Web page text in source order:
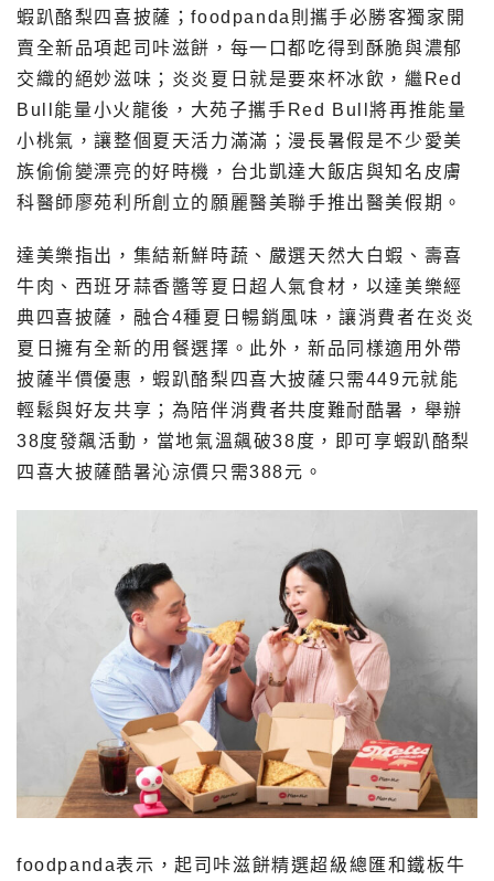
蝦趴酪梨四喜披薩；foodpanda則攜手必勝客獨家開
賣全新品項起司咔滋餅，每一口都吃得到酥脆與濃郁
交織的絕妙滋味；炎炎夏日就是要來杯冰飲，繼Red
Bull能量小火龍後，大苑子攜手Red Bull將再推能量
小桃氣，讓整個夏天活力滿滿；漫長暑假是不少愛美
族偷偷變漂亮的好時機，台北凱達大飯店與知名皮膚
科醫師廖苑利所創立的願麗醫美聯手推出醫美假期。
達美樂指出，集結新鮮時蔬、嚴選天然大白蝦、壽喜
牛肉、西班牙蒜香醬等夏日超人氣食材，以達美樂經
典四喜披薩，融合4種夏日暢銷風味，讓消費者在炎炎
夏日擁有全新的用餐選擇。此外，新品同樣適用外帶
披薩半價優惠，蝦趴酪梨四喜大披薩只需449元就能
輕鬆與好友共享；為陪伴消費者共度難耐酷暑，舉辦
38度發飆活動，當地氣溫飆破38度，即可享蝦趴酪梨
四喜大披薩酷暑沁涼價只需388元。
foodpanda表示，起司咔滋餅精選超級總匯和鐵板牛